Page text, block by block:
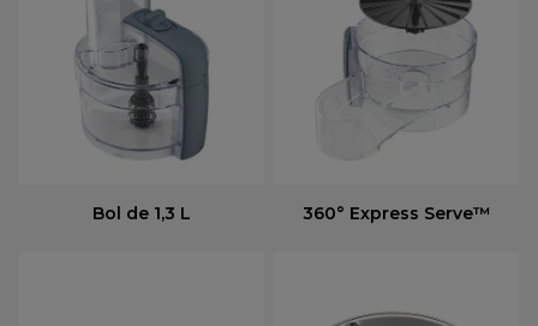
Bol de 1,3 L 360° Express Serve™